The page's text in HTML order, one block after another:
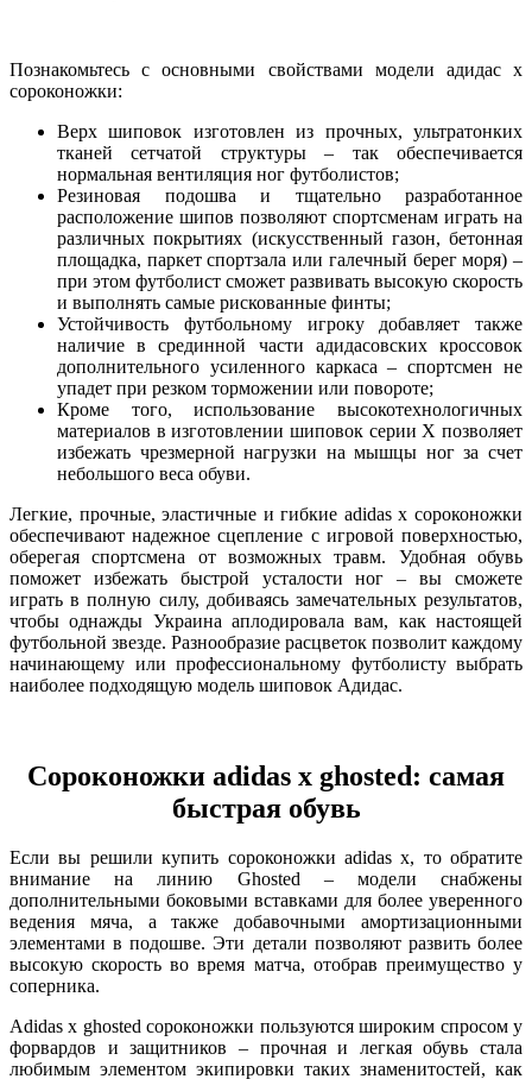
Познакомьтесь с основными свойствами модели адидас х
сороконожки:
Верх шиповок изготовлен из прочных, ультратонких
тканей сетчатой структуры – так обеспечивается
нормальная вентиляция ног футболистов;
Резиновая подошва и тщательно разработанное
расположение шипов позволяют спортсменам играть на
различных покрытиях (искусственный газон, бетонная
площадка, паркет спортзала или галечный берег моря) –
при этом футболист сможет развивать высокую скорость
и выполнять самые рискованные финты;
Устойчивость футбольному игроку добавляет также
наличие в срединной части адидасовских кроссовок
дополнительного усиленного каркаса – спортсмен не
упадет при резком торможении или повороте;
Кроме того, использование высокотехнологичных
материалов в изготовлении шиповок серии Х позволяет
избежать чрезмерной нагрузки на мышцы ног за счет
небольшого веса обуви.
Легкие, прочные, эластичные и гибкие adidas x сороконожки
обеспечивают надежное сцепление с игровой поверхностью,
оберегая спортсмена от возможных травм. Удобная обувь
поможет избежать быстрой усталости ног – вы сможете
играть в полную силу, добиваясь замечательных результатов,
чтобы однажды Украина аплодировала вам, как настоящей
футбольной звезде. Разнообразие расцветок позволит каждому
начинающему или профессиональному футболисту выбрать
наиболее подходящую модель шиповок Адидас.
Сороконожки adidas x ghosted: самая
быстрая обувь
Если вы решили купить сороконожки adidas x, то обратите
внимание на линию Ghosted – модели снабжены
дополнительными боковыми вставками для более уверенного
ведения мяча, а также добавочными амортизационными
элементами в подошве. Эти детали позволяют развить более
высокую скорость во время матча, отобрав преимущество у
соперника.
Adidas x ghosted сороконожки пользуются широким спросом у
форвардов и защитников – прочная и легкая обувь стала
любимым элементом экипировки таких знаменитостей, как